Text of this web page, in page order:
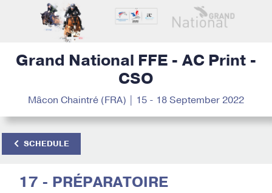
Grand National FFE - AC Print -
CSO
Mâcon Chaintré (FRA) | 15 - 18 September 2022
SCHEDULE
17 - PRÉPARATOIRE